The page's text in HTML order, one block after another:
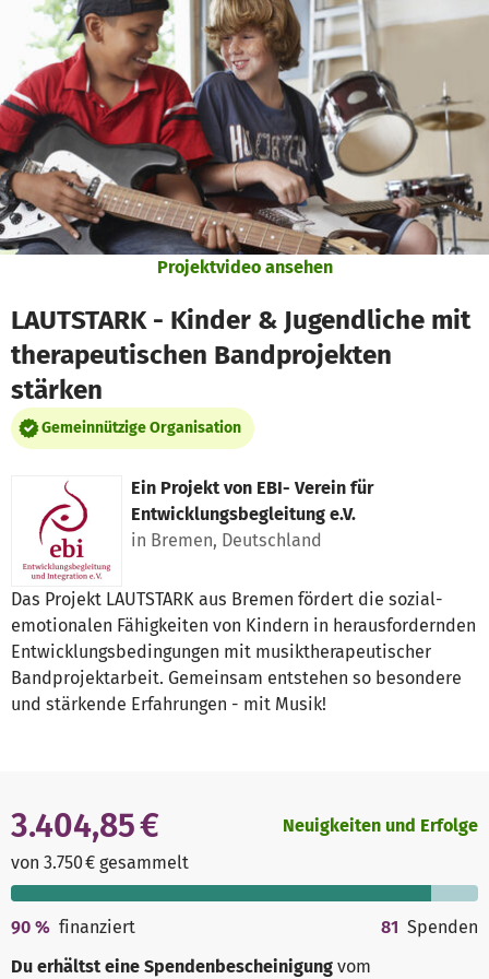
Zum Hauptinhalt springen
Erklärung zur Barrierefreiheit anzeigen
Projektvideo ansehen
LAUTSTARK - Kinder & Jugendliche mit
therapeutischen Bandprojekten
stärken
Gemeinnützige Organisation
Ein Projekt von EBI- Verein für
Entwicklungsbegleitung e.V.
in Bremen, Deutschland
Das Projekt LAUTSTARK aus Bremen fördert die sozial-
emotionalen Fähigkeiten von Kindern in herausfordernden
Entwicklungsbedingungen mit musiktherapeutischer
Bandprojektarbeit. Gemeinsam entstehen so besondere
und stärkende Erfahrungen - mit Musik!
3.404,85 €
von 3.750 € gesammelt
Neuigkeiten und Erfolge
90 % finanziert 81 Spenden
Du erhältst eine Spendenbescheinigung vom